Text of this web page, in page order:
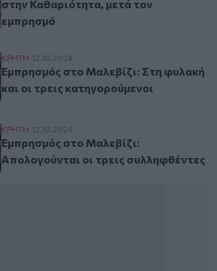
στην Καθαριότητα, μετά τον
εμπρησμό
Εμπρησμός στο Μαλεβίζι: Στη φυλακή και
ΚΡΗΤΗ 12.10.2024
Εμπρησμός στο Μαλεβίζι: Στη φυλακή
και οι τρεις κατηγορούμενοι
Εμπρησμός στο Μαλεβίζι: Aπολογούνται
ΚΡΗΤΗ 12.10.2024
Εμπρησμός στο Μαλεβίζι:
Aπολογούνται οι τρεις συλληφθέντες